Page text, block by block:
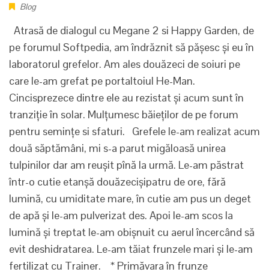
Blog
Atrasă de dialogul cu Megane 2 si Happy Garden, de
pe forumul Softpedia, am îndrăznit să pășesc și eu în
laboratorul grefelor. Am ales douăzeci de soiuri pe
care le-am grefat pe portaltoiul He-Man.
Cincisprezece dintre ele au rezistat și acum sunt în
tranziție în solar. Mulțumesc băieților de pe forum
pentru semințe si sfaturi. Grefele le-am realizat acum
două săptămâni, mi s-a parut migăloasă unirea
tulpinilor dar am reușit pînă la urmă. Le-am păstrat
într-o cutie etanșă douăzecișipatru de ore, fără
lumină, cu umiditate mare, în cutie am pus un deget
de apă și le-am pulverizat des. Apoi le-am scos la
lumină și treptat le-am obișnuit cu aerul încercând să
evit deshidratarea. Le-am tăiat frunzele mari și le-am
fertilizat cu Trainer. * Primăvara în frunze